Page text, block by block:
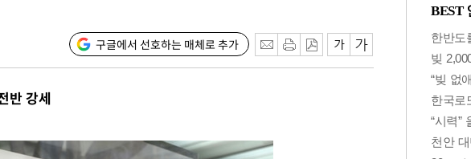
구글에서 선호하는 매체로 추가
반 강세